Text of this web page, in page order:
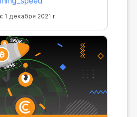
1 декабря 2021 г.